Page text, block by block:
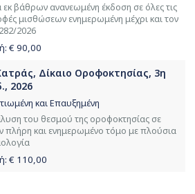
εκ βάθρων ανανεωμένη έκδοση σε όλες τις
μισθώσεων ενημερωμένη μέχρι και τον
2026
€ 90,00
Δίκαιο Οροφοκτησίας, 3η
2026
και Επαυξημένη
του θεσμού της οροφοκτησίας σε
πλήρη και ενημερωμένο τόμο με πλούσια
€ 110,00